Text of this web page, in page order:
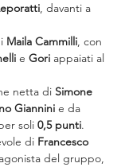
, davanti a
Maila Cammilli, con
e Gori appaiati al
netta di Simone
Giannini e da
soli 0,5 punti.
di Francesco
del gruppo,